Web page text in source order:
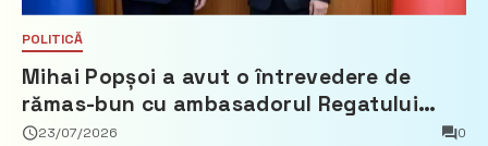
POLITICĂ
Mihai Popșoi a avut o întrevedere de
rămas-bun cu ambasadorul Regatului
Țărilor de Jos, Fred Duijn
23/07/2026 0